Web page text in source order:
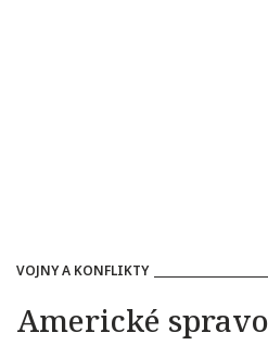
VOJNY A KONFLIKTY
Americké